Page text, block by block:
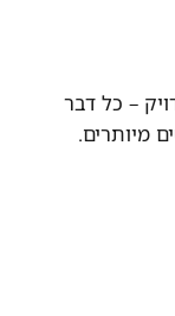
– כל דבר
מיותרים.